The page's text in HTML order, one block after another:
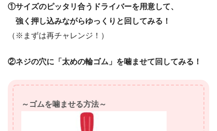
①サイズのピッタリ合うドライバーを用意して、
強く押し込みながらゆっくりと回してみる！
（※まずは再チャレンジ！）
②ネジの穴に「太めの輪ゴム」を噛ませて回してみる！
～ゴムを噛ませる方法～